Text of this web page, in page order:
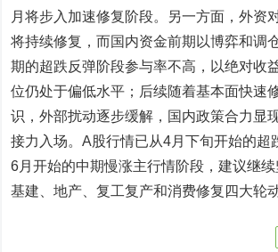
月将步入加速修复阶段。另一方面，外资
将持续修复，而国内资金前期以博弈和调
期的超跌反弹阶段参与率不高，以绝对收
位仍处于偏低水平；后续随着基本面快速
识，外部扰动逐步缓解，国内政策合力显
接力入场。A股行情已从4月下旬开始的超
6月开始的中期慢涨主行情阶段，建议继
基建、地产、复工复产和消费修复四大轮